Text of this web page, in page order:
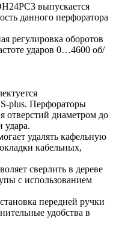
выпускается
данного перфоратора
регулировка оборотов
ударов 0…4600 об/
plus. Перфораторы
отверстий диаметром до
удара.
удалять кафельную
кабельных,
сверлить в дереве
с использованием
передней ручки
удобства в